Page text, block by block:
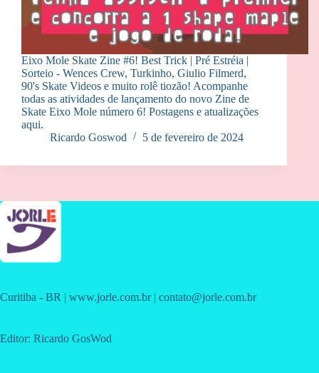
Eixo Mole Skate Zine #6! Best Trick | Pré Estréia |
Sorteio - Wences Crew, Turkinho, Giulio Filmerd,
90's Skate Videos e muito rolê tiozão! Acompanhe
todas as atividades de lançamento do novo Zine de
Skate Eixo Mole número 6! Postagens e atualizações
aqui.
Ricardo Goswod
5 de fevereiro de 2024
Curitiba - BR | www.jorle.com.br | contato@jorle.com.br
Editor: Ricardo GosWod